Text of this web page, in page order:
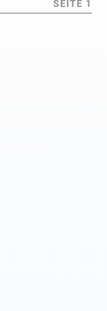
SEITE 1